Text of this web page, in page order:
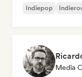
Indiepop
Media